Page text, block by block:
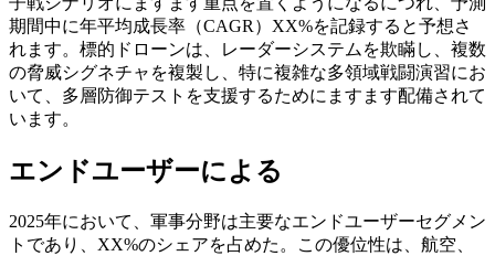
期間中に年平均成長率（CAGR）XX%を記録すると予想さ
れます。標的ドローンは、レーダーシステムを欺瞞し、複数
の脅威シグネチャを複製し、特に複雑な多領域戦闘演習にお
いて、多層防御テストを支援するためにますます配備されて
います。
エンドユーザーによる
2025年において、軍事分野は主要なエンドユーザーセグメン
トであり、XX%のシェアを占めた。この優位性は、航空、